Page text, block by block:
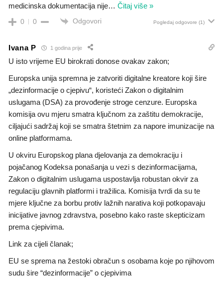
medicinska dokumentacija nije… Čitaj više »
0 0 Odgovori Pogledaj odgovore (1)
Ivana P 1 godina prije
U isto vrijeme EU birokrati donose ovakav zakon;
Europska unija spremna je zatvoriti digitalne kreatore koji šire
„dezinformacije o cjepivu“, koristeći Zakon o digitalnim
uslugama (DSA) za provođenje stroge cenzure. Europska
komisija ovu mjeru smatra ključnom za zaštitu demokracije,
ciljajući sadržaj koji se smatra štetnim za napore imunizacije na
online platformama.
U okviru Europskog plana djelovanja za demokraciju i
pojačanog Kodeksa ponašanja u vezi s dezinformacijama,
Zakon o digitalnim uslugama uspostavlja robustan okvir za
regulaciju glavnih platformi i tražilica. Komisija tvrdi da su te
mjere ključne za borbu protiv lažnih narativa koji potkopavaju
inicijative javnog zdravstva, posebno kako raste skepticizam
prema cjepivima.
Link za cijeli članak;
EU se sprema na žestoki obračun s osobama koje po njihovom
sudu šire “dezinformacije” o cjepivima